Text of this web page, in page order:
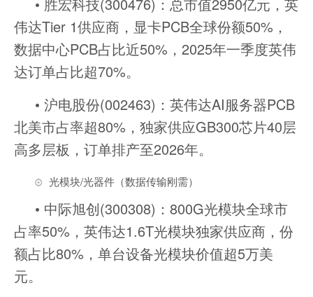
伟达Tier 1供应商，显卡PCB全球份额50%，
数据中心PCB占比近50%，2025年一季度英伟
达订单占比超70%。
• 沪电股份(002463)：英伟达AI服务器PCB
北美市占率超80%，独家供应GB300芯片40层
高多层板，订单排产至2026年。
光模块/光器件（数据传输刚需）
• 中际旭创(300308)：800G光模块全球市
占率50%，英伟达1.6T光模块独家供应商，份
额占比80%，单台设备光模块价值超5万美
元。